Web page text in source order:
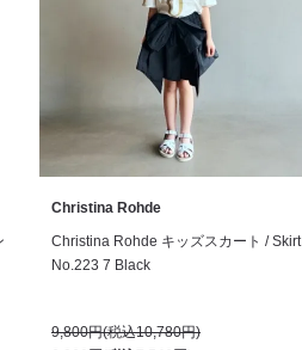
Christina Rohde
Christina Rohde キッズスカート / Skirt
No.223 7 Black
9,800円(税込10,780円)